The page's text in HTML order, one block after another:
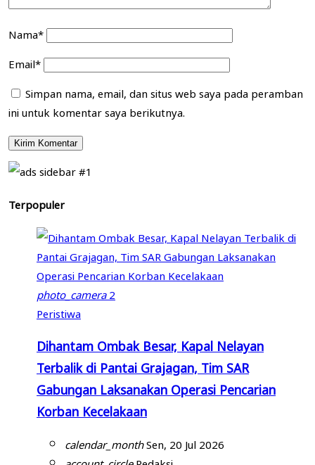
Nama*
Email*
Simpan nama, email, dan situs web saya pada peramban
ini untuk komentar saya berikutnya.
Terpopuler
photo_camera2
Peristiwa
Dihantam Ombak Besar, Kapal Nelayan
Terbalik di Pantai Grajagan, Tim SAR
Gabungan Laksanakan Operasi Pencarian
Korban Kecelakaan
calendar_monthSen, 20 Jul 2026